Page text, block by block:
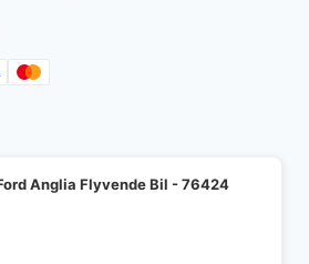
kr..
Anglia Flyvende Bil - 76424